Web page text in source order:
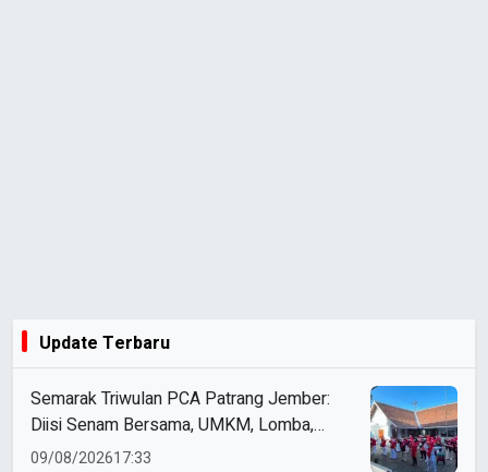
Update Terbaru
Semarak Triwulan PCA Patrang Jember:
Diisi Senam Bersama, UMKM, Lomba,
Pemeriksaan Kesehatan, hingga
09/08/202617:33